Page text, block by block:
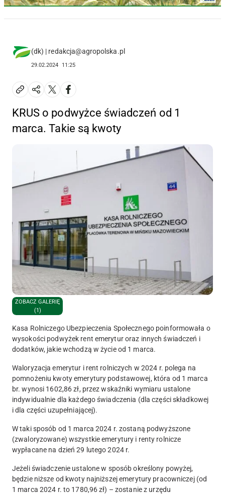
(dk) | redakcja@agropolska.pl
29.02.2024 11:25
KRUS o podwyżce świadczeń od 1
marca. Takie są kwoty
ZOBACZ GALERIĘ
(1)
Kasa Rolniczego Ubezpieczenia Społecznego poinformowała o
wysokości podwyżek rent emerytur oraz innych świadczeń i
dodatków, jakie wchodzą w życie od 1 marca.
Waloryzacja emerytur i rent rolniczych w 2024 r. polega na
pomnożeniu kwoty emerytury podstawowej, która od 1 marca
br. wynosi 1602,86 zł, przez wskaźniki wymiaru ustalone
indywidualnie dla każdego świadczenia (dla części składkowej
i dla części uzupełniającej).
W taki sposób od 1 marca 2024 r. zostaną podwyższone
(zwaloryzowane) wszystkie emerytury i renty rolnicze
wypłacane na dzień 29 lutego 2024 r.
Jeżeli świadczenie ustalone w sposób określony powyżej,
będzie niższe od kwoty najniższej emerytury pracowniczej (od
1 marca 2024 r. to 1780,96 zł) – zostanie z urzędu